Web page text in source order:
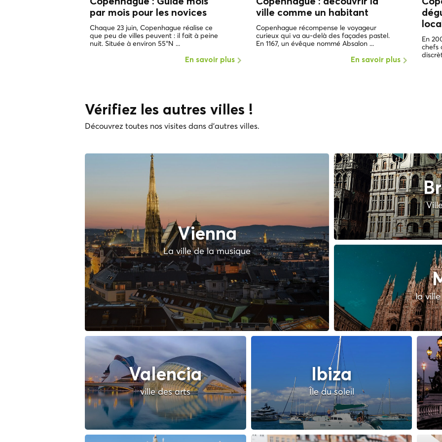
par mois pour les novices
Chaque 23 juin, Copenhague réalise ce
que peu de villes peuvent : il fait à peine
nuit. Située à environ 55°N ...
En savoir plus
ville comme un habitant
Copenhague récompense le voyageur
curieux qui va au-delà des façades pastel.
En 1167, un évêque nommé Absalon ...
En savoir plus
local
En
chefs
Vérifiez les autres villes !
Découvrez toutes nos visites dans d'autres villes.
Vienna
La ville de la musique
la
Valencia
ville des arts
Ibiza
Île du soleil